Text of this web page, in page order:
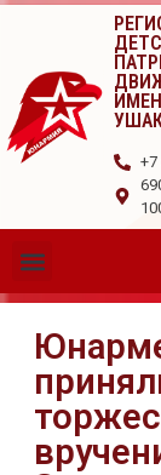
+7